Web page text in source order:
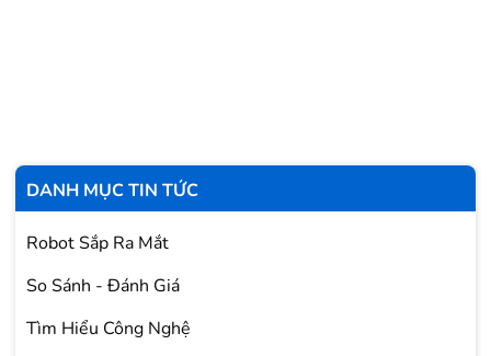
DANH MỤC TIN TỨC
Robot Sắp Ra Mắt
So Sánh - Đánh Giá
Tìm Hiểu Công Nghệ